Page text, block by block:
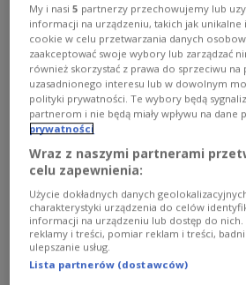
The M72 EC MK1 grenade launchers. Twitter/
The deal was announced by
and Defence MinisterMariusz
My i nasi5 partnerzy przechowujemy lub
informacji na urządzeniu, takich jak
cookie w celu przetwarzania danych
zaakceptować swoje wybory lub zarządzać
również skorzystać z prawa do sprzeciwu na
uzasadnionego interesu lub w dowolnym
polityki prywatności. Te wybory będą
partnerom i nie będą miały wpływu na dane
prywatności
Wraz z naszymi partnerami
celu zapewnienia:
Użycie dokładnych danych
charakterystyki urządzenia do celów
informacji na urządzeniu lub dostęp do
reklamy i treści, pomiar reklam i treści,
ulepszanie usług.
Lista partnerów (dostawców)